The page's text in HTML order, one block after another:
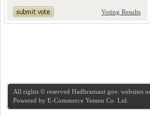
Voting Results
All rights © reserved Hadhramaut gov. websites
Powered by E-Commerce Yemen Co. Ltd.